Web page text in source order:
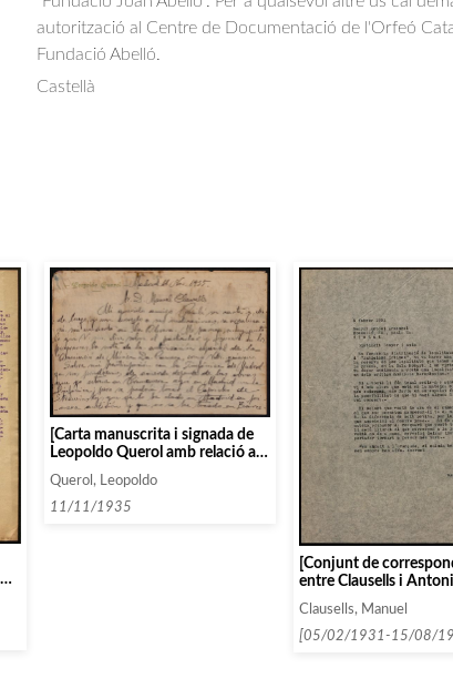
autorització al Centre de Documentació de l'Orfeó
Fundació Abelló.
Castellà
[Carta manuscrita i signada de
Leopoldo Querol amb relació a
planificació de concerts]
Querol, Leopoldo
11/11/1935
[Conjunt de
entre Clausells i
Armengol]
Clausells, Manuel
[05/02/1931-15/08/